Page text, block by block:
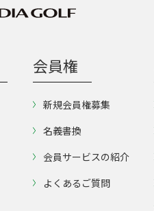
会員権
新規会員権募集
名義書換
会員サービスの紹介
よくあるご質問